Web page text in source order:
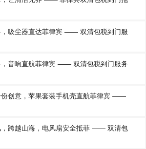
，吸尘器直达菲律宾 —— 双清包税到门服
，音响直航菲律宾 —— 双清包税到门服务
份创意，苹果套装手机壳直航菲律宾 ——
，跨越山海，电风扇安全抵菲 —— 双清包